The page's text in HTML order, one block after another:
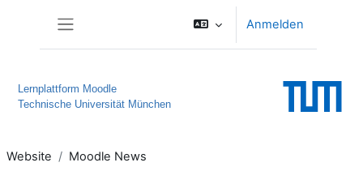
Anmelden
Lernplattform Moodle
Technische Universität München
Website Moodle News